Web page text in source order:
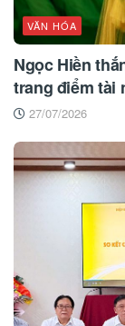
VĂN HÓA
Ngọc Hiền
trang điểm tài
27/07/2026